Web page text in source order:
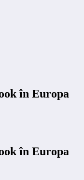
în Europa
în Europa